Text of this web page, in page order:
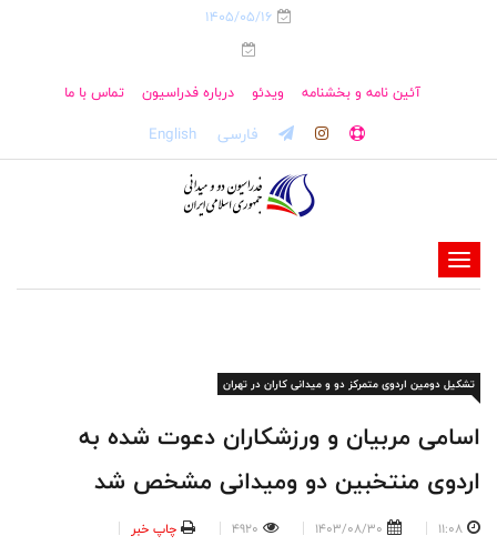
1405/05/16
آئین نامه و بخشنامه ویدئو درباره فدراسیون تماس با ما
فارسی English
-
-
-
تشکیل دومین اردوی متمرکز دو و میدانی کاران در تهران
اسامی مربیان و ورزشکاران دعوت شده به
اردوی منتخبین دو ومیدانی مشخص شد
11:08
1403/08/30
4920 چاپ خبر